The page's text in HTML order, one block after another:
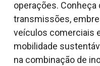
operações.
transmissões,
veículos comerciais
mobilidade
na combinação de